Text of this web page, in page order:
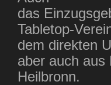
das
Tabletop-
dem direkten
aber auch aus
Heilbronn.